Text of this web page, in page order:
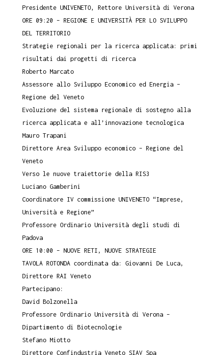
Presidente UNIVENETO, Rettore Università di Verona
ORE 09:20 – REGIONE E UNIVERSITÀ PER LO SVILUPPO
DEL TERRITORIO
Strategie regionali per la ricerca applicata: primi
risultati dai progetti di ricerca
Roberto Marcato
Assessore allo Sviluppo Economico ed Energia –
Regione del Veneto
Evoluzione del sistema regionale di sostegno alla
ricerca applicata e all’innovazione tecnologica
Mauro Trapani
Direttore Area Sviluppo economico – Regione del
Veneto
Verso le nuove traiettorie della RIS3
Luciano Gamberini
Coordinatore IV commissione UNIVENETO “Imprese,
Università e Regione”
Professore Ordinario Università degli studi di
Padova
ORE 10:00 – NUOVE RETI, NUOVE STRATEGIE
TAVOLA ROTONDA coordinata da: Giovanni De Luca,
Direttore RAI Veneto
Partecipano:
David Bolzonella
Professore Ordinario Università di Verona –
Dipartimento di Biotecnologie
Stefano Miotto
Direttore Confindustria Veneto SIAV Spa